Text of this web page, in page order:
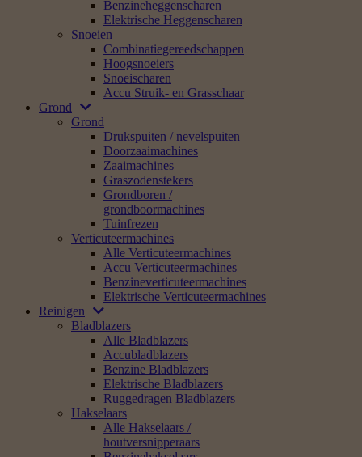
Benzineheggenscharen
Elektrische Heggenscharen
Snoeien
Combinatiegereedschappen
Hoogsnoeiers
Snoeischaren
Accu Struik- en Grasschaar
Grond
Grond
Drukspuiten / nevelspuiten
Doorzaaimachines
Zaaimachines
Graszodenstekers
Grondboren /
grondboormachines
Tuinfrezen
Verticuteermachines
Alle Verticuteermachines
Accu Verticuteermachines
Benzineverticuteermachines
Elektrische Verticuteermachines
Reinigen
Bladblazers
Alle Bladblazers
Accubladblazers
Benzine Bladblazers
Elektrische Bladblazers
Ruggedragen Bladblazers
Hakselaars
Alle Hakselaars /
houtversnipperaars